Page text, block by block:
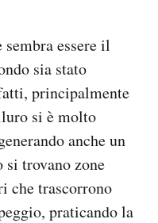
essere il
sia stato
principalmente
si è molto
anche un
trovano zone
che trascorrono
praticando la